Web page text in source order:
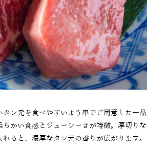
ン元を食べやすいよう串でご用意した一
かい食感とジューシーさが特徴。厚切り
ると、濃厚なタン元の香りが広がります。